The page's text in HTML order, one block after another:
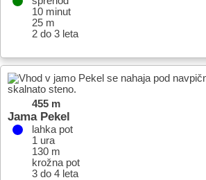
10 minut
25 m
2 do 3 leta
455 m
Jama Pekel
lahka pot
1 ura
130 m
krožna pot
3 do 4 leta